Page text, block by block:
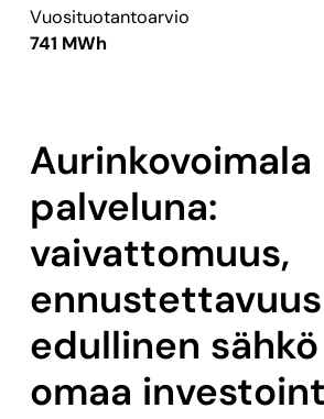
Vuosituotantoarvio
741 MWh
Aurinkovoimala
palveluna:
vaivattomuus,
edullinen
omaa